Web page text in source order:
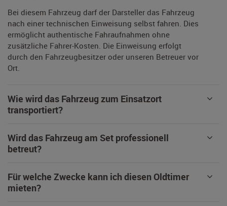
Bei diesem Fahrzeug darf der Darsteller das Fahrzeug
nach einer technischen Einweisung selbst fahren. Dies
ermöglicht authentische Fahraufnahmen ohne
zusätzliche Fahrer-Kosten. Die Einweisung erfolgt
durch den Fahrzeugbesitzer oder unseren Betreuer vor
Ort.
Wie wird das Fahrzeug zum Einsatzort
transportiert?
Wird das Fahrzeug am Set professionell
betreut?
Für welche Zwecke kann ich diesen Oldtimer
mieten?